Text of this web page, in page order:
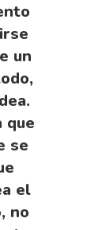
un
que
se
el
no